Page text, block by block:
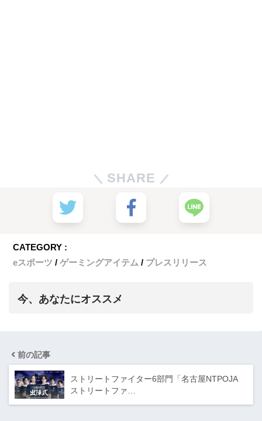
SHARE
CATEGORY :
eスポーツ
ゲーミングアイテム プレスリリース
今、あなたにオススメ
前の記事
ストリートファイター6部門「名古屋NTPOJA
ストリートファ…